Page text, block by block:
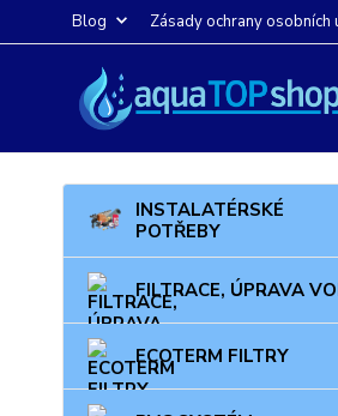
Blog Zásady ochrany osobních
INSTALATÉRSKÉ
POTŘEBY
FILTRACE, ÚPRAVA
ECOTERM FILTRY